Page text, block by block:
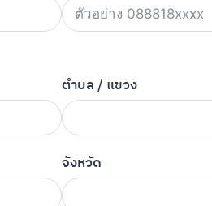
ตำบล / แขวง
จังหวัด